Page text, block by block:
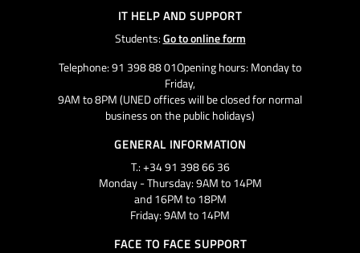
IT HELP AND SUPPORT
Students:Go to online form
Telephone: 91 398 88 01Opening hours: Monday to
Friday,
9AM to 8PM (UNED offices will be closed for normal
business on the public holidays)
GENERAL INFORMATION
T.: +34 91 398 66 36
Monday - Thursday: 9AM to 14PM
and 16PM to 18PM
Friday: 9AM to 14PM
FACE TO FACE SUPPORT